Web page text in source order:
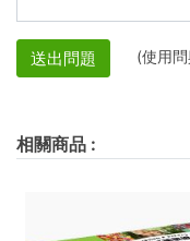
送出問題 (使用
相關商品 :